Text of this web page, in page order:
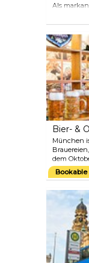
Als
der
Ort des
Deutschen
Ziel des
erforschen.
Bier- &
München
dem
Geschichte
während
des
auch das
Feier der
Theresia
der Zeit
entwickelt.
Bookable